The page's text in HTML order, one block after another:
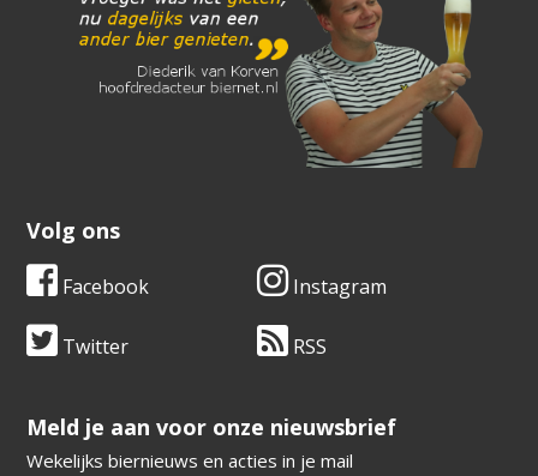
Volg ons
Facebook Instagram
Twitter RSS
​​​​​​​Meld je aan voor onze nieuwsbrief
Wekelijks biernieuws en acties in je mail